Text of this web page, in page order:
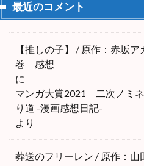
最近のコメント
【推しの子】 / 原作：赤坂
巻 感想
に
マンガ大賞2021 二次ノミ
り道 -漫画感想日記-
より
葬送のフリーレン / 原作：山